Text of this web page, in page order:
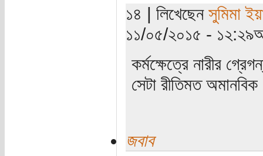
১৪ | লিখেছেন সুমিমা
১১/০৫/২০১৫ -
কর্মক্ষেত্রে নারীর
সেটা রীতিমত
জবাব